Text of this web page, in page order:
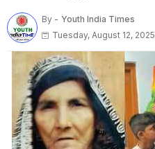
By - Youth India Times
Tuesday, August 12, 2025